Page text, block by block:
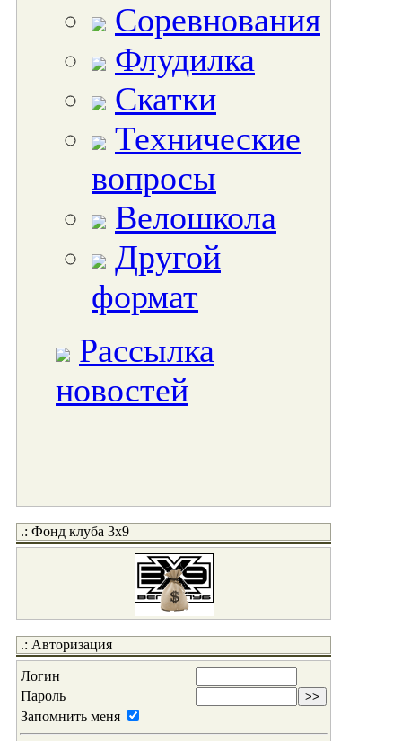
Соревнования
Флудилка
Скатки
Технические
вопросы
Велошкола
Другой
формат
Рассылка
новостей
.: Фонд клуба 3x9
.: Авторизация
Логин
Пароль
Запомнить меня